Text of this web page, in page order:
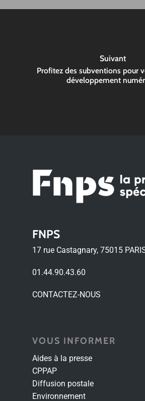
Suivant
Profitez des subventions pour
développement
FNPS
17 rue Castagnary, 75015
01.44.90.43.60
CONTACTEZ-NOUS
VOUS INFORMER
Aides à la presse
CPPAP
Diffusion postale
Environnement